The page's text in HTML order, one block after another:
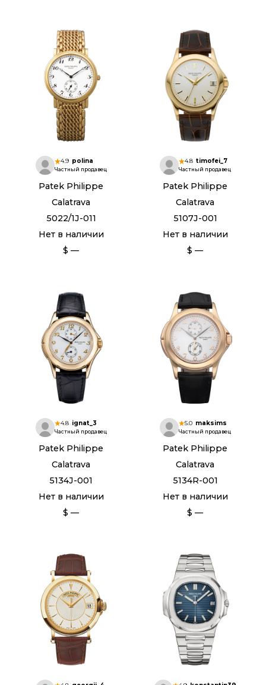
4.9 polina
Частный продавец
Patek Philippe
Calatrava
5022/1J-011
Нет в наличии
$ —
4.8 timofei_7
Частный продавец
Patek Philippe
Calatrava
5107J-001
Нет в наличии
$ —
4.8 ignat_3
Частный продавец
Patek Philippe
Calatrava
5134J-001
Нет в наличии
$ —
5.0 maksims
Частный продавец
Patek Philippe
Calatrava
5134R-001
Нет в наличии
$ —